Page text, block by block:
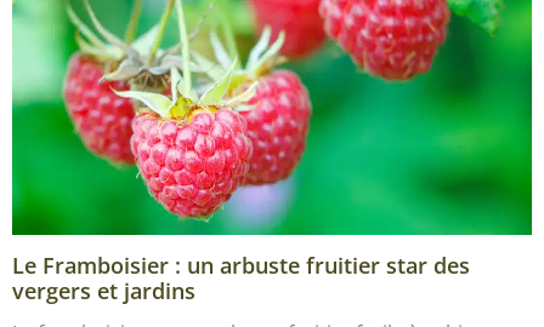
Le Framboisier : un arbuste fruitier star des
vergers et jardins